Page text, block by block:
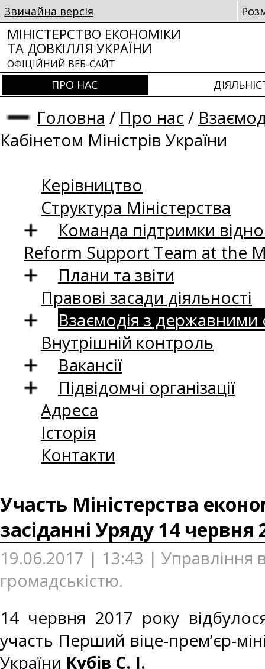
Звичайна версія
МІНІСТЕРСТВО ЕКОНОМІКИ
ТА ДОВКІЛЛЯ УКРАЇНИ
ОФІЦІЙНИЙ ВЕБ-САЙТ
ПРО НАС
Головна / Про нас /
Кабінетом Міністрів України
Керівництво
Структура Міністерства
Команда підтримки
Reform Support Team at the
Плани та звіти
Правові засади діяльності
Взаємодія з
Внутрішній контроль
Вакансії
Підвідомчі організації
Адреса
Історія
Контакти
Участь Міністерства
засіданні Уряду 14 червня
19.06.2017 | 13:43 | Управління
громадськістю.
14 червня 2017 року
участь Перший віце-прем’єр-
України Кубів С. І.